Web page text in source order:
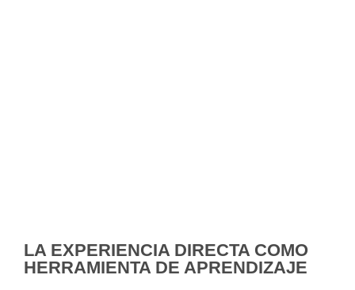
LA EXPERIENCIA DIRECTA COMO
HERRAMIENTA DE APRENDIZAJE